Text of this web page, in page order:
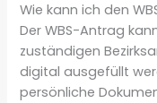
Wie kann ich den
Der WBS-Antrag
zuständigen
digital ausgefüllt
persönliche